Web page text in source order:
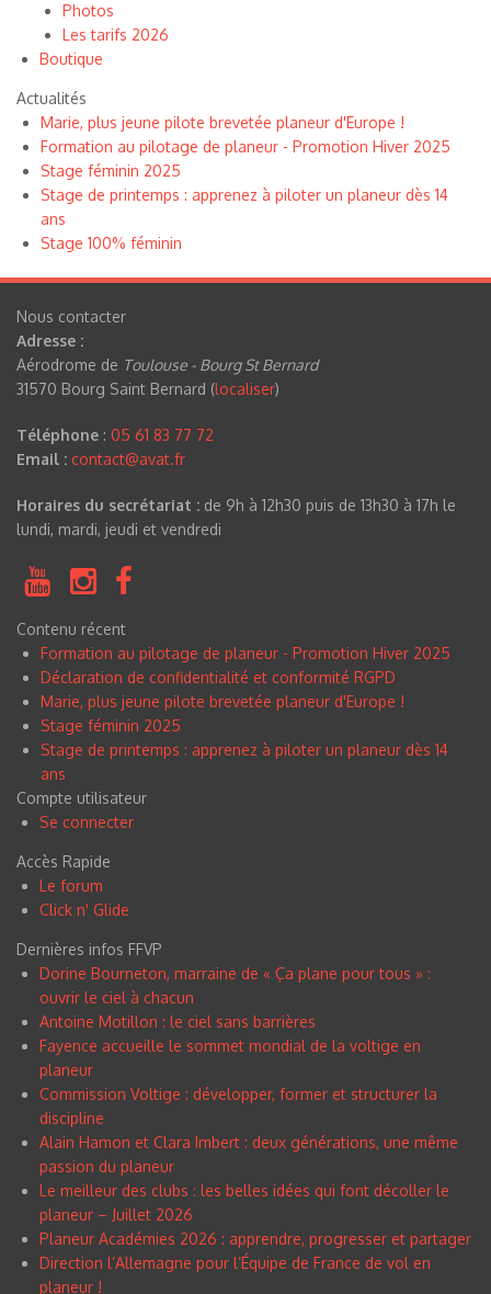
Photos
Les tarifs 2026
Boutique
Actualités
Marie, plus jeune pilote brevetée planeur d'Europe !
Formation au pilotage de planeur - Promotion Hiver 2025
Stage féminin 2025
Stage de printemps : apprenez à piloter un planeur dès 14
ans
Stage 100% féminin
Nous contacter
Adresse :
Aérodrome de Toulouse - Bourg St Bernard
31570 Bourg Saint Bernard (localiser)
Téléphone : 05 61 83 77 72
Email : contact@avat.fr
Horaires du secrétariat : de 9h à 12h30 puis de 13h30 à 17h le
lundi, mardi, jeudi et vendredi
Contenu récent
Formation au pilotage de planeur - Promotion Hiver 2025
Déclaration de confidentialité et conformité RGPD
Marie, plus jeune pilote brevetée planeur d'Europe !
Stage féminin 2025
Stage de printemps : apprenez à piloter un planeur dès 14
ans
Compte utilisateur
Se connecter
Accès Rapide
Le forum
Click n' Glide
Dernières infos FFVP
Dorine Bourneton, marraine de « Ça plane pour tous » :
ouvrir le ciel à chacun
Antoine Motillon : le ciel sans barrières
Fayence accueille le sommet mondial de la voltige en
planeur
Commission Voltige : développer, former et structurer la
discipline
Alain Hamon et Clara Imbert : deux générations, une même
passion du planeur
Le meilleur des clubs : les belles idées qui font décoller le
planeur – Juillet 2026
Planeur Académies 2026 : apprendre, progresser et partager
Direction l’Allemagne pour l’Équipe de France de vol en
planeur !